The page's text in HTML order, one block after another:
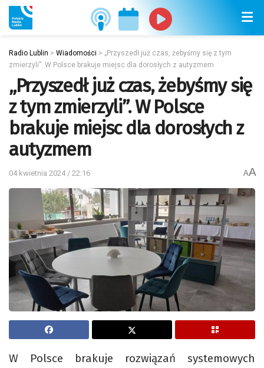
Radio Lublin > Wiadomości > „Przyszedł już czas, żebyśmy się z tym
zmierzyli”. W Polsce brakuje miejsc dla dorosłych z autyzmem
„Przyszedł już czas, żebyśmy się
z tym zmierzyli”. W Polsce
brakuje miejsc dla dorosłych z
autyzmem
04 kwietnia 2024 / 22:16 AA
W Polsce brakuje rozwiązań systemowych